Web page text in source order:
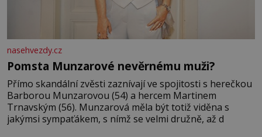
nasehvezdy.cz
Pomsta Munzarové nevěrnému muži?
Přímo skandální zvěsti zaznívají ve spojitosti s herečkou
Barborou Munzarovou (54) a hercem Martinem
Trnavským (56). Munzarová měla být totiž viděna s
jakýmsi sympaťákem, s nímž se velmi družně, až d